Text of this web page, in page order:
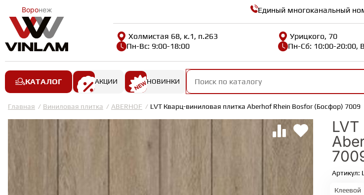
Воронеж Единый многоканальный
Холмистая 68, к.1, п.263
Пн-Вс: 9:00-18:00
Урицкого, 70
Пн-Сб: 10:00-20:00,
КАТАЛОГ АКЦИИ НОВИНКИ
Главная Виниловая плитка ABERHOF LVT Кварц-виниловая плитка Aberhof Rhein Bosfor (Босфор) 7009
Артикул:
Клеевой